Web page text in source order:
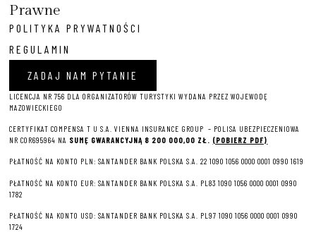
Prawne
POLITYKA PRYWATNOŚCI
REGULAMIN
ZADAJ NAM PYTANIE
LICENCJA NR 756 DLA ORGANIZATORÓW TURYSTYKI WYDANA PRZEZ WOJEWODĘ
MAZOWIECKIEGO
CERTYFIKAT COMPENSA T U S.A. VIENNA INSURANCE GROUP – POLISA UBEZPIECZENIOWA
NR COR695964 NA SUMĘ GWARANCYJNĄ 8 200 000,00 ZŁ. (POBIERZ PDF)
PŁATNOŚĆ NA KONTO PLN: SANTANDER BANK POLSKA S.A. 22 1090 1056 0000 0001 0990 1619
PŁATNOŚĆ NA KONTO EUR: SANTANDER BANK POLSKA S.A. PL83 1090 1056 0000 0001 0990
1782
PŁATNOŚĆ NA KONTO USD: SANTANDER BANK POLSKA S.A. PL97 1090 1056 0000 0001 0990
1724